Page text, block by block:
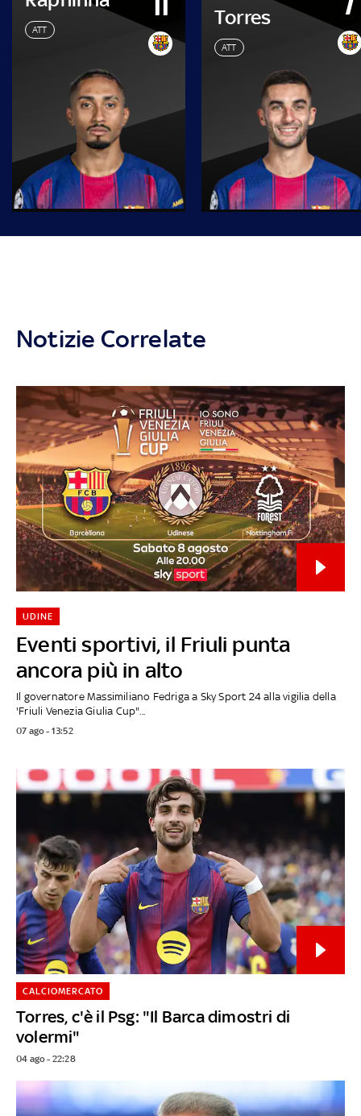
ATT
Torres
ATT
Notizie Correlate
Eventi sportivi, il Friuli punta
ancora più in alto
UDINE
Il governatore Massimiliano Fedriga a Sky Sport 24 alla vigilia della
'Friuli Venezia Giulia Cup"...
07 ago - 13:52
Torres, c'è il Psg: "Il Barca dimostri di
volermi"
CALCIOMERCATO
04 ago - 22:28